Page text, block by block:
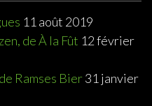
11 août 2019
de À la Fût 12 février
Ramses Bier31 janvier